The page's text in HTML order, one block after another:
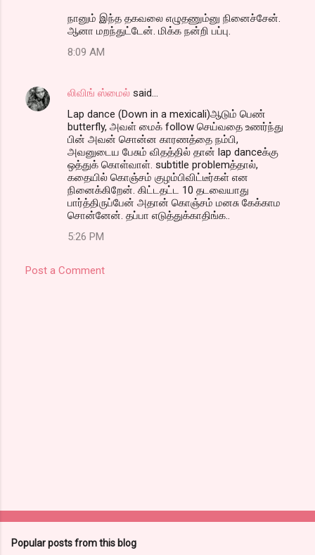
நானும் இந்த தகவலை எழுதணும்னு நினைச்சேன்.
ஆனா மறந்துட்டேன். மிக்க நன்றி பப்பு.
8:09 AM
லிவிங் ஸ்மைல் said…
Lap dance (Down in a mexicali)ஆடும் பெண்
butterfly, அவள் மைக் follow செய்வதை உணர்ந்து
பின் அவன் சொன்ன காரணத்தை நம்பி,
அவனுடைய பேசும் விதத்தில் தான் lap danceக்கு
ஒத்துக் கொள்வாள். subtitle problemத்தால்,
கதையில் கொஞ்சம் குழம்பிவிட்டீர்கள் என
நினைக்கிறேன். கிட்டதட்ட 10 தடவையாது
பார்த்திருப்பேன் அதான் கொஞ்சம் மனசு கேக்காம
சொன்னேன். தப்பா எடுத்துக்காதிங்க..
5:26 PM
Post a Comment
Popular posts from this blog